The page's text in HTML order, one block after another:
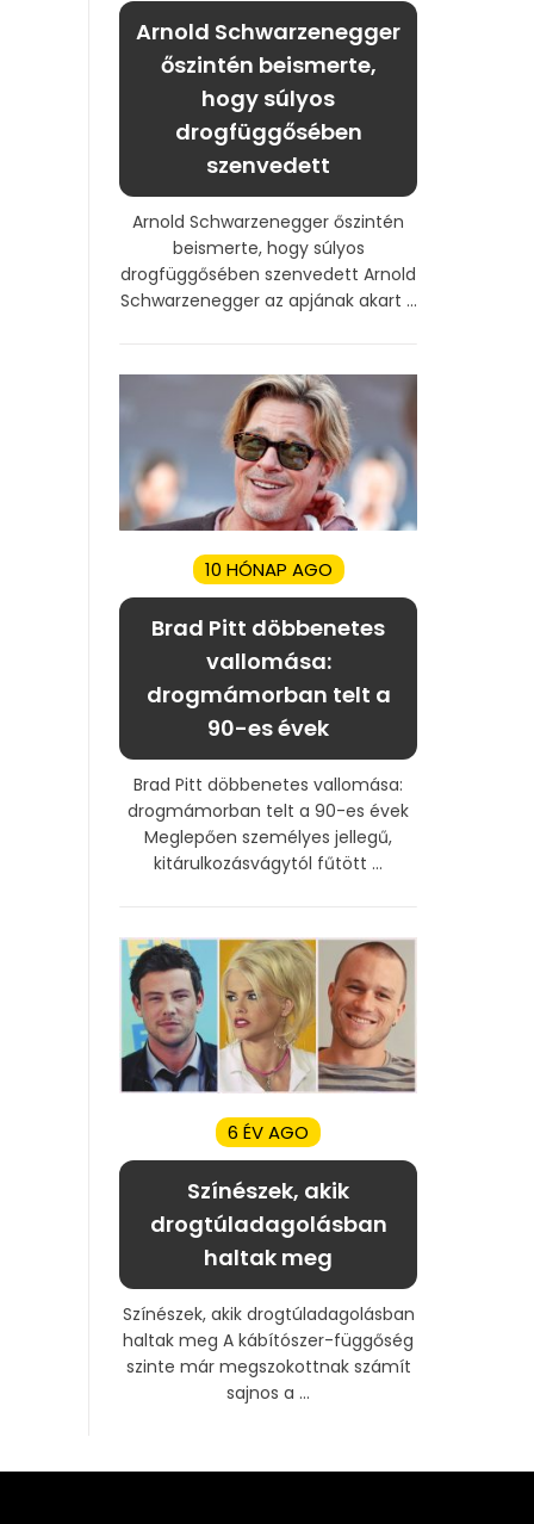
Arnold Schwarzenegger
őszintén beismerte,
hogy súlyos
drogfüggősében
szenvedett
Arnold Schwarzenegger őszintén
beismerte, hogy súlyos
drogfüggősében szenvedett Arnold
Schwarzenegger az apjának akart ...
10 HÓNAP AGO
Brad Pitt döbbenetes
vallomása:
drogmámorban telt a
90-es évek
Brad Pitt döbbenetes vallomása:
drogmámorban telt a 90-es évek
Meglepően személyes jellegű,
kitárulkozásvágytól fűtött ...
6 ÉV AGO
Színészek, akik
drogtúladagolásban
haltak meg
Színészek, akik drogtúladagolásban
haltak meg A kábítószer-függőség
szinte már megszokottnak számít
sajnos a ...